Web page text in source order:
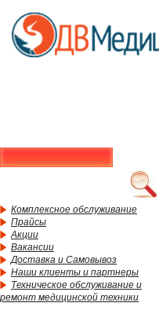
Комплексное обслуживание
Прайсы
Акции
Вакансии
Доставка и Самовывоз
Наши клиенты и партнеры
Техническое обслуживание и
ремонт медицинской техники